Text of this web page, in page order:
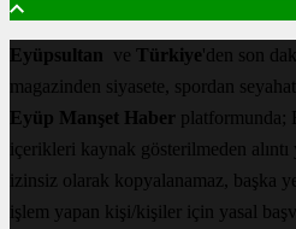
Eyüpsultan ve Türkiye'den son
magazinden siyasete, spordan
Eyüp Manşet Haber platformunda;
içerikleri kaynak gösterilmeden alıntı
izinsiz olarak kopyalanamaz, başka
işlem yapan kişi/kişiler için yasal